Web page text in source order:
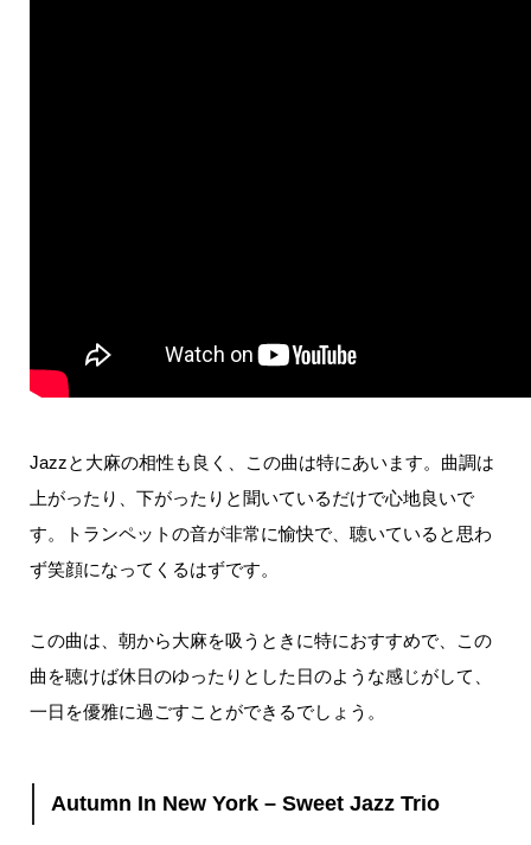
Jazzと大麻の相性も良く、この曲は特にあいます。 曲調は
上がったり、下がったりと聞いているだけで心地良いで
す。
トランペットの音が非常に愉快で、聴いていると思わ
ず笑顔になってくるはずです。
この曲は、朝から大麻を吸うときに特におすすめで、この
曲を聴けば休日のゆったりとした日のような感じがして、
一日を優雅に過ごすことができるでしょう。
Autumn In New York – Sweet Jazz Trio